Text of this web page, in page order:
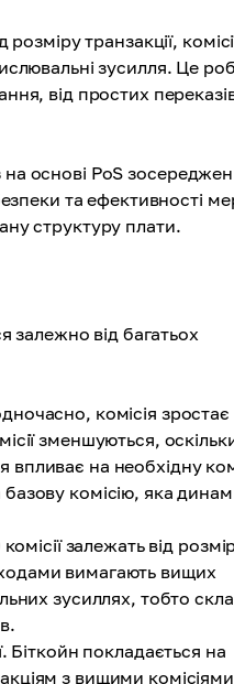
транзакції,
зусилля. Це
від простих
на основі PoS
та ефективності
структуру плати.
залежно від багатьох
комісія зростає
зменшуються,
на необхідну
комісію, яка
залежать від
вимагають вищих
зусиллях, тобто
Біткойн покладається на
з вищими